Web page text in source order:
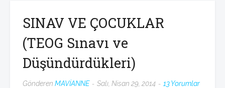
SINAV VE ÇOCUKLAR
(TEOG Sınavı ve
Düşündürdükleri)
Gönderen MAVİANNE Salı, Nisan 29, 2014 13 Yorumlar